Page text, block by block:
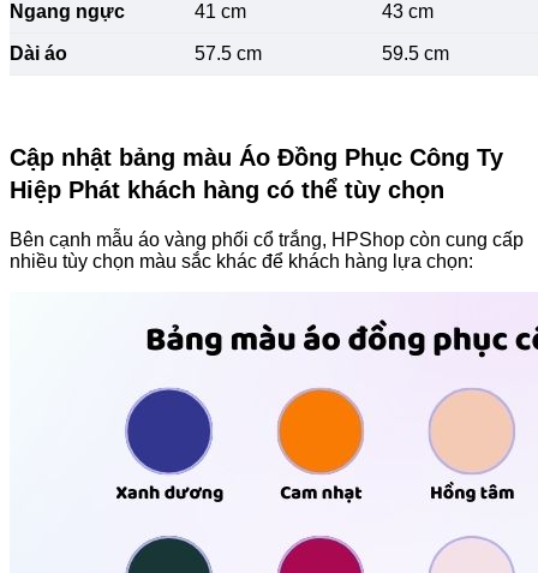
Ngang ngực 41 cm 43 cm
Dài áo 57.5 cm 59.5 cm
Cập nhật bảng màu Áo Đồng Phục Công Ty
Hiệp Phát khách hàng có thể tùy chọn
Bên cạnh mẫu áo vàng phối cổ trắng, HPShop còn cung cấp
nhiều tùy chọn màu sắc khác để khách hàng lựa chọn: